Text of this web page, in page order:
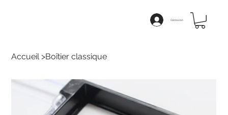
Connexion
Accueil >Boîtier classique